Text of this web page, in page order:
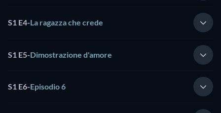
S1 E4-La ragazza che crede
S1 E5-Dimostrazione d'amore
S1 E6-Episodio 6